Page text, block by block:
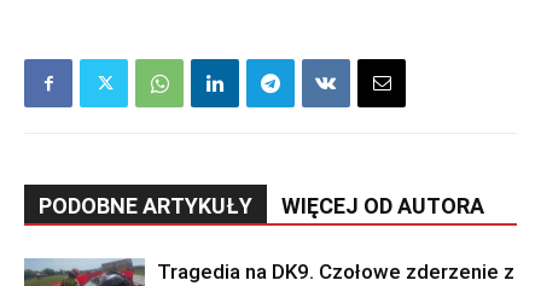
PODOBNE ARTYKUŁY WIĘCEJ OD AUTORA
Tragedia na DK9. Czołowe zderzenie z